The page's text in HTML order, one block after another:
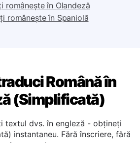
românește în Germană
românește în Italiana
Română în
(Simplificată)